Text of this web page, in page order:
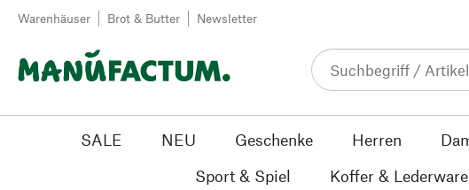
Zum Inhalt springen
Warenhäuser Brot & Butter Newsletter
SALE NEU Geschenke Herren
Sport & Spiel
Koffer &